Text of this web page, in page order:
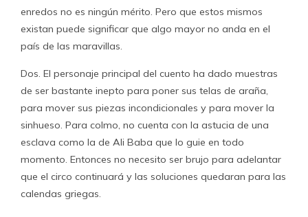
enredos no es ningún mérito. Pero que estos mismos
existan puede significar que algo mayor no anda en el
país de las maravillas.
Dos. El personaje principal del cuento ha dado muestras
de ser bastante inepto para poner sus telas de araña,
para mover sus piezas incondicionales y para mover la
sinhueso. Para colmo, no cuenta con la astucia de una
esclava como la de Ali Baba que lo guie en todo
momento. Entonces no necesito ser brujo para adelantar
que el circo continuará y las soluciones quedaran para las
calendas griegas.